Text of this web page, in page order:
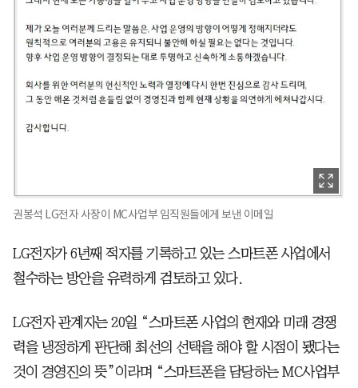
권봉석 LG전자 사장이 MC사업부 임직원들에게 보낸 이메일
LG전자가 6년째 적자를 기록하고 있는 스마트폰 사업에서
철수하는 방안을 유력하게 검토하고 있다.
LG전자 관계자는 20일 “스마트폰 사업의 현재와 미래 경쟁
력을 냉정하게 판단해 최선의 선택을 해야 할 시점이 됐다는
것이 경영진의 뜻”이라며 “스마트폰을 담당하는 MC사업부